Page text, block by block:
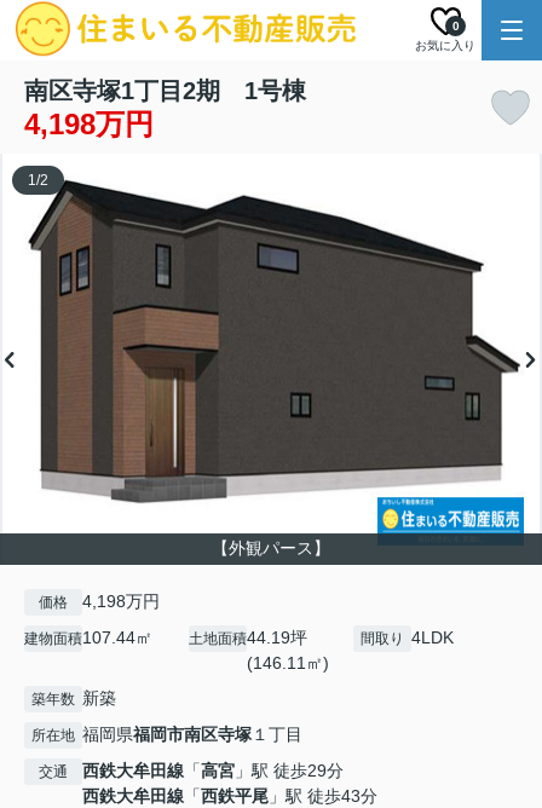
お気に入り
0
南区寺塚1丁目2期 1号棟
4,198万円
【外観パース】
1/2
価格 4,198万円
建物面積107.44㎡ 土地面積44.19坪
(146.11㎡)
間取り 4LDK
築年数 新築
所在地 福岡県福岡市南区寺塚１丁目
交通 西鉄大牟田線 「高宮 」駅 徒歩29分
西鉄大牟田線 「西鉄平尾 」駅 徒歩43分